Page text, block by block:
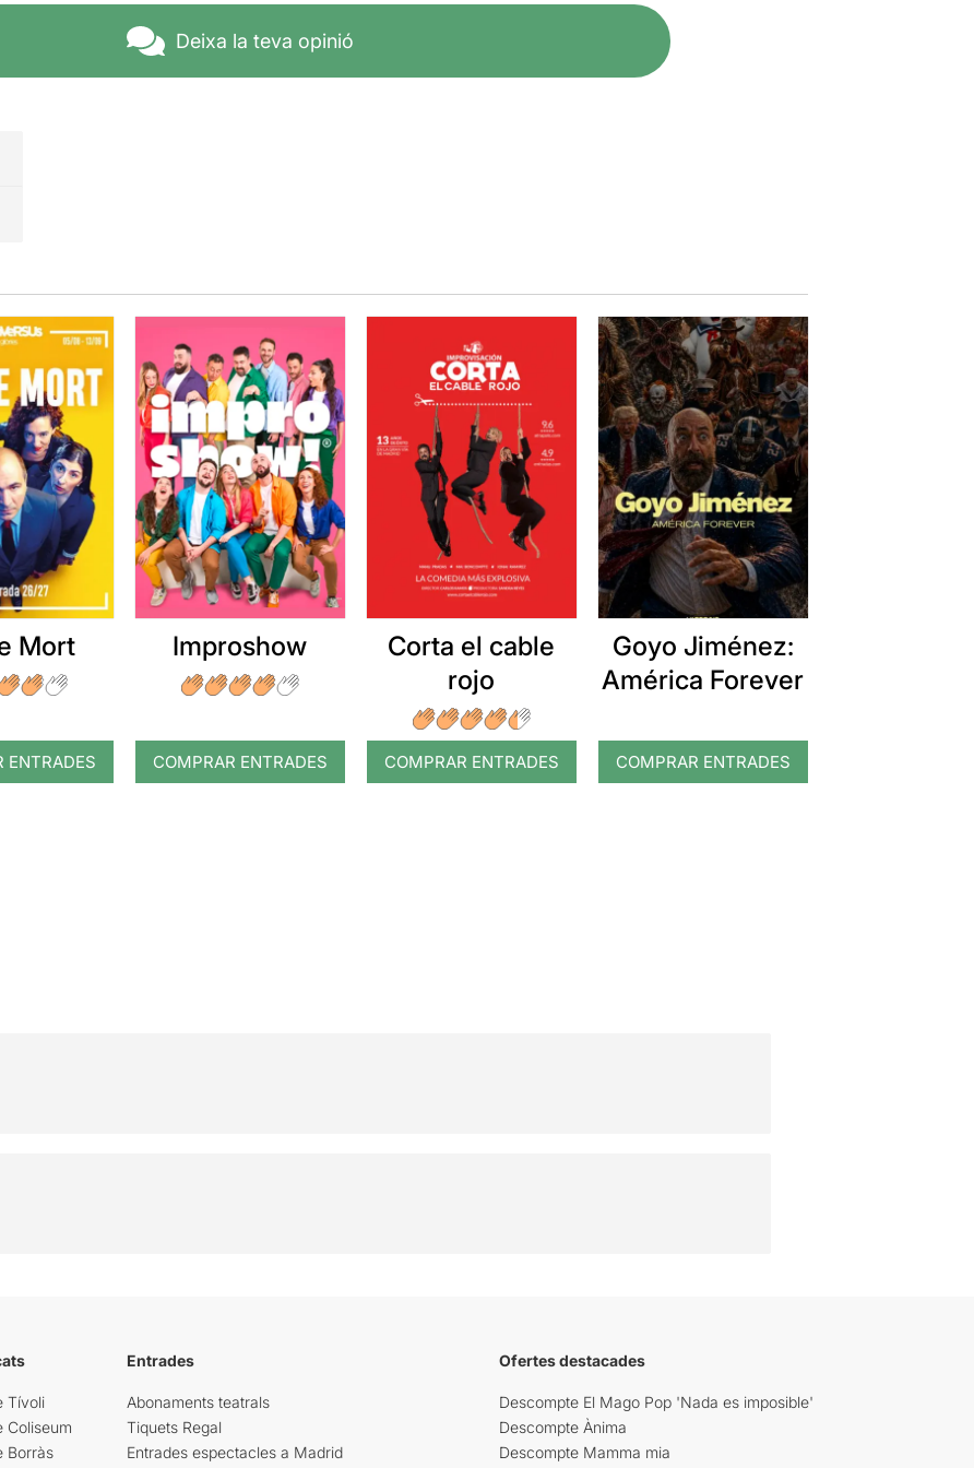
Ramírez és el contrapunt que necessita l'espectacle
, per desenvolupar un argument en
, perquè sovint sorgeixen
i mil vegades; també la dona "aixafarà la guitarra" a qualsevol iniciativa que apunti l'home
fent allò que la dona vulgui.
opinió l'argument agafa força en el moment que la parella es qüestiona tenir o no tenir
en la seva colla d'amics comencen també a plantejar-s'ho i arriba un moment que
un tema vital, que s'ha d'abordar, si o sí.No faré espòiler, però aquest és potser el
aconseguit de la dramatúrgia de l'espectacle, malgrat que les situacions que planteja estan
absurd volgudament buscat.
molt, moltíssim la interpretació d'Adrián Ridau
, que sap portar-se al públic al seu costat,
i aconseguint la seva complicitat.
que no aspira més que a fer riure a un públic entregat i ho aconsegueix durant tota la
. Creiem que d'ara endavant, sentirem parlar molt d'aquest actor, en aquest o en els futurs
pugui crear.
original, noimés cal clicar en aquest
Deixa la teva opinió
Mort
ENTRADES
Improshow
COMPRAR ENTRADES
Corta el cable
rojo
COMPRAR ENTRADES
Goyo Jiménez:
América Forever
COMPRAR ENTRADES
Tívoli
Coliseum
Borràs
Entrades
Abonaments teatrals
Tiquets Regal
Entrades espectacles a Madrid
Ofertes destacades
Descompte El Mago Pop 'Nada es imposible'
Descompte Ànima
Descompte Mamma mia